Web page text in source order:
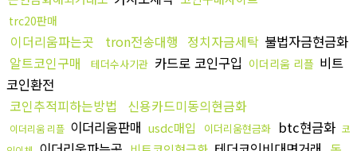
trc20판매
이더리움파는곳 tron전송대행 정치자금세탁 불법자금현금화
알트코인구매
테더수사기관 카드로 코인구입 이더리움 리플 비트
코인환전
코인추적피하는방법
신용카드미동의현금화
이더리움 리플 이더리움판매 usdc매입 이더리움현금화 btc현금화 코